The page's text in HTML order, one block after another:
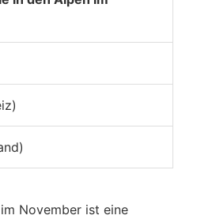
November ist eine